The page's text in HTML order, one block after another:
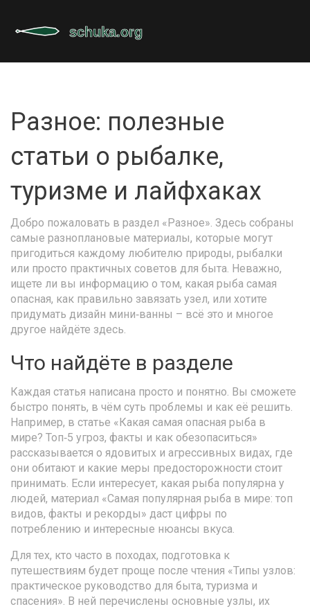
Разное: полезные
статьи о рыбалке,
туризме и лайфхаках
Добро пожаловать в раздел «Разное». Здесь собраны
самые разноплановые материалы, которые могут
пригодиться каждому любителю природы, рыбалки
или просто практичных советов для быта. Неважно,
ищете ли вы информацию о том, какая рыба самая
опасная, как правильно завязать узел, или хотите
придумать дизайн мини‑ванны – всё это и многое
другое найдёте здесь.
Что найдёте в разделе
Каждая статья написана просто и понятно. Вы сможете
быстро понять, в чём суть проблемы и как её решить.
Например, в статье «Какая самая опасная рыба в
мире? Топ‑5 угроз, факты и как обезопаситься»
рассказывается о ядовитых и агрессивных видах, где
они обитают и какие меры предосторожности стоит
принимать. Если интересует, какая рыба популярна у
людей, материал «Самая популярная рыба в мире: топ
видов, факты и рекорды» даст цифры по
потреблению и интересные нюансы вкуса.
Для тех, кто часто в походах, подготовка к
путешествиям будет проще после чтения «Типы узлов:
практическое руководство для быта, туризма и
спасения». В ней перечислены основные узлы, их